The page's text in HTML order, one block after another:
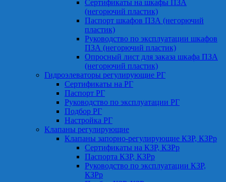
Сертификаты на шкафы ПЗА
(негорючий пластик)
Паспорт шкафов ПЗА (негорючий
пластик)
Руководство по эксплуатации шкафов
ПЗА (негорючий пластик)
Опросный лист для заказа шкафа ПЗА
(негорючий пластик)
Гидроэлеваторы регулирующие РГ
Сертификаты на РГ
Паспорт РГ
Руководство по эксплуатации РГ
Подбор РГ
Настройка РГ
Клапаны регулирующие
Клапаны запорно-регулирующие КЗР, КЗРр
Сертификаты на КЗР, КЗРр
Паспорта КЗР, КЗРр
Руководство по эксплуатации КЗР,
КЗРр